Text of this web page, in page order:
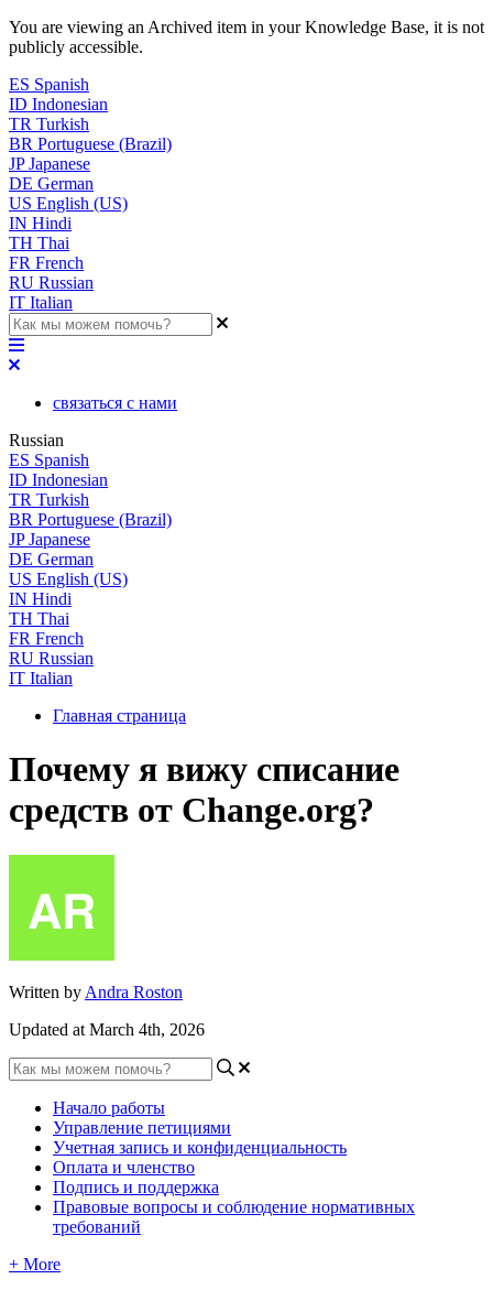
You are viewing an Archived item in your Knowledge Base, it is not
publicly accessible.
ES Spanish
ID Indonesian
TR Turkish
BR Portuguese (Brazil)
JP Japanese
DE German
US English (US)
IN Hindi
TH Thai
FR French
RU Russian
IT Italian
связаться с нами
Russian
ES Spanish
ID Indonesian
TR Turkish
BR Portuguese (Brazil)
JP Japanese
DE German
US English (US)
IN Hindi
TH Thai
FR French
RU Russian
IT Italian
Главная страница
Почему я вижу списание
средств от Change.org?
Written by Andra Roston
Updated at March 4th, 2026
Начало работы
Управление петициями
Учетная запись и конфиденциальность
Оплата и членство
Подпись и поддержка
Правовые вопросы и соблюдение нормативных
требований
+ More